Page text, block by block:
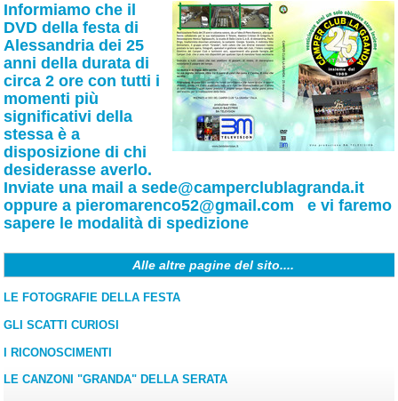
Informiamo che il
DVD della festa di
Alessandria dei 25
anni della durata di
circa 2 ore con tutti i
momenti più
significativi della
stessa è a
disposizione di chi
desiderasse averlo.
Inviate una mail asede@camperclublagranda.it
oppure a pieromarenco52@gmail.com e vi faremo
sapere le modalità di spedizione
Alle altre pagine del sito....
LE FOTOGRAFIE DELLA FESTA
GLI SCATTI CURIOSI
I RICONOSCIMENTI
LE CANZONI "GRANDA" DELLA SERATA